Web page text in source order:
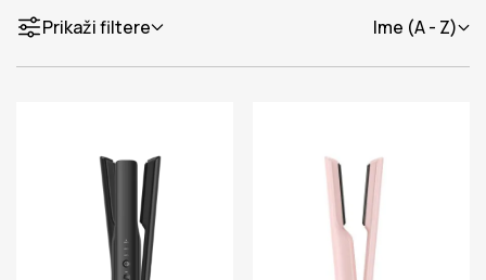
Prikaži filtere Ime (A - Z)